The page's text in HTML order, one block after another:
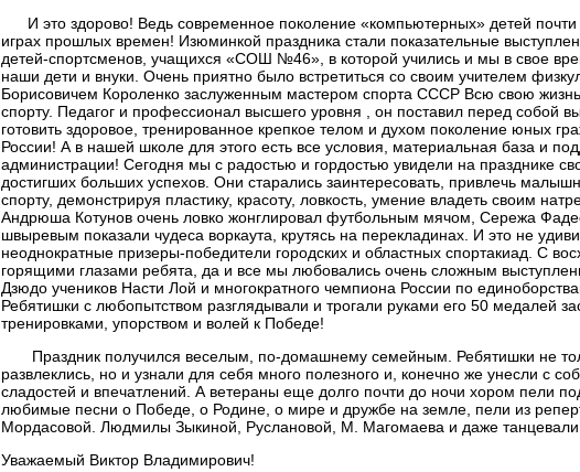
И это здорово! Ведь современное поколение «компьютерных» детей почти
играх прошлых времен! Изюминкой праздника стали показательные
детей-спортсменов, учащихся «СОШ №46», в которой учились и мы в свое
наши дети и внуки. Очень приятно было встретиться со своим учителем
Борисовичем Короленко заслуженным мастером спорта СССР Всю свою
спорту. Педагог и профессионал высшего уровня , он поставил перед собой
готовить здоровое, тренированное крепкое телом и духом поколение юных
России! А в нашей школе для этого есть все условия, материальная база и
администрации! Сегодня мы с радостью и гордостью увидели на празднике
достигших больших успехов. Они старались заинтересовать, привлечь
спорту, демонстрируя пластику, красоту, ловкость, умение владеть своим
Андрюша Котунов очень ловко жонглировал футбольным мячом, Сережа
швыревым показали чудеса воркаута, крутясь на перекладинах. И это не
неоднократные призеры-победители городских и областных спортакиад. С
горящими глазами ребята, да и все мы любовались очень сложным
Дзюдо учеников Насти Лой и многократного чемпиона России по
Ребятишки с любопытством разглядывали и трогали руками его 50 медалей
тренировками, упорством и волей к Победе!
Праздник получился веселым, по-домашнему семейным. Ребятишки не
развлеклись, но и узнали для себя много полезного и, конечно же унесли с
сладостей и впечатлений. А ветераны еще долго почти до ночи хором пели
любимые песни о Победе, о Родине, о мире и дружбе на земле, пели из
Мордасовой. Людмилы Зыкиной, Руслановой, М. Магомаева и даже
Уважаемый Виктор Владимирович!